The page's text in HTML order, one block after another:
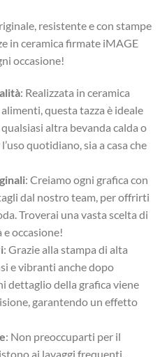
resistente e con stampe
in ceramica firmate iMAGE
occasione!
: Realizzata in ceramica
questa tazza è ideale
altra bevanda calda o
quotidiano, sia a casa che
: Creiamo ogni grafica con
dal nostro team, per offrirti
Troverai una vasta scelta di
occasione!
: Grazie alla stampa di alta
e vibranti anche dopo
dettaglio della grafica viene
garantendo un effetto
: Non preoccuparti per il
ai lavaggi frequenti,